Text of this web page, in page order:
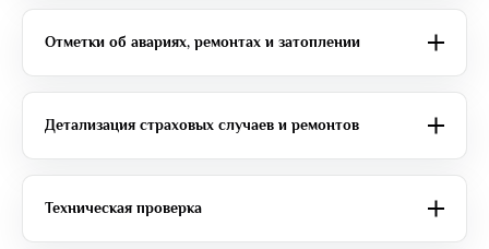
Отметки об авариях, ремонтах и затоплении
Детализация страховых случаев и ремонтов
Техническая проверка